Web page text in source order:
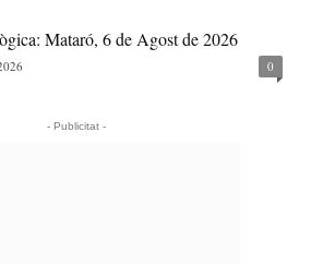
Mataró, 6 de Agost de 2026
0
- Publicitat -